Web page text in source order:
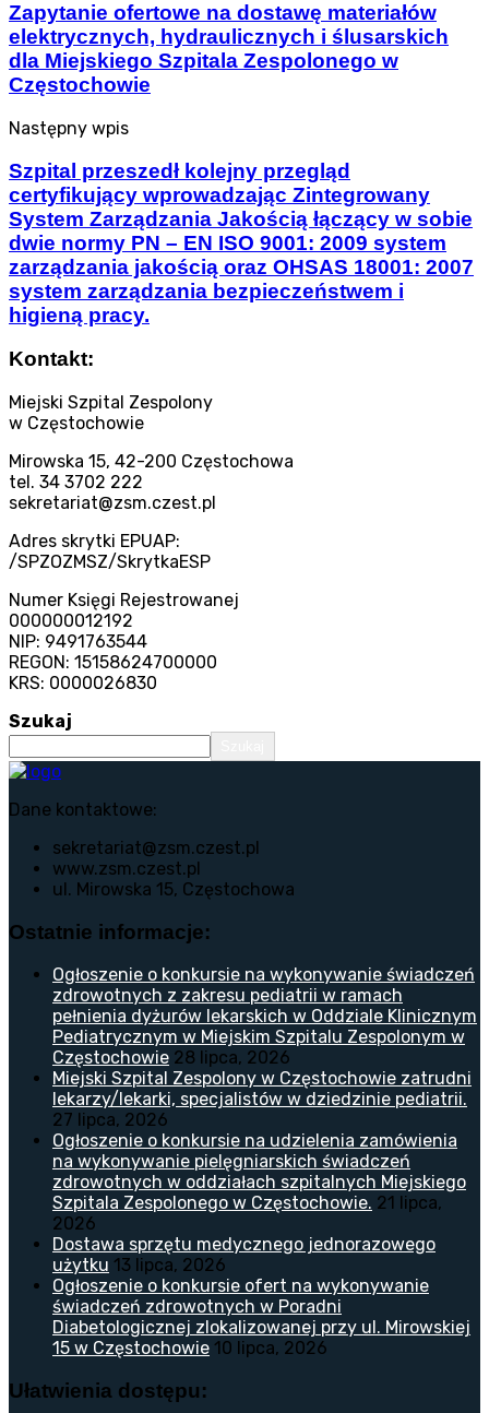
Zapytanie ofertowe na dostawę materiałów
elektrycznych, hydraulicznych i ślusarskich
dla Miejskiego Szpitala Zespolonego w
Częstochowie
Następny wpis
Szpital przeszedł kolejny przegląd
certyfikujący wprowadzając Zintegrowany
System Zarządzania Jakością łączący w sobie
dwie normy PN – EN ISO 9001: 2009 system
zarządzania jakością oraz OHSAS 18001: 2007
system zarządzania bezpieczeństwem i
higieną pracy.
Kontakt:
Miejski Szpital Zespolony
w Częstochowie
Mirowska 15, 42-200 Częstochowa
tel. 34 3702 222
sekretariat@zsm.czest.pl
Adres skrytki EPUAP:
/SPZOZMSZ/SkrytkaESP
Numer Księgi Rejestrowanej
000000012192
NIP: 9491763544
REGON: 15158624700000
KRS: 0000026830
Szukaj
Dane kontaktowe:
sekretariat@zsm.czest.pl
www.zsm.czest.pl
ul. Mirowska 15, Częstochowa
Ostatnie informacje:
Ogłoszenie o konkursie na wykonywanie świadczeń
zdrowotnych z zakresu pediatrii w ramach
pełnienia dyżurów lekarskich w Oddziale Klinicznym
Pediatrycznym w Miejskim Szpitalu Zespolonym w
Częstochowie 28 lipca, 2026
Miejski Szpital Zespolony w Częstochowie zatrudni
lekarzy/lekarki, specjalistów w dziedzinie pediatrii.
27 lipca, 2026
Ogłoszenie o konkursie na udzielenia zamówienia
na wykonywanie pielęgniarskich świadczeń
zdrowotnych w oddziałach szpitalnych Miejskiego
Szpitala Zespolonego w Częstochowie. 21 lipca,
2026
Dostawa sprzętu medycznego jednorazowego
użytku 13 lipca, 2026
Ogłoszenie o konkursie ofert na wykonywanie
świadczeń zdrowotnych w Poradni
Diabetologicznej zlokalizowanej przy ul. Mirowskiej
15 w Częstochowie 10 lipca, 2026
Ułatwienia dostępu: